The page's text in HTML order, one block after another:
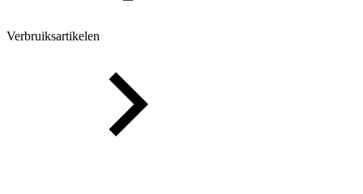
Verbruiksartikelen